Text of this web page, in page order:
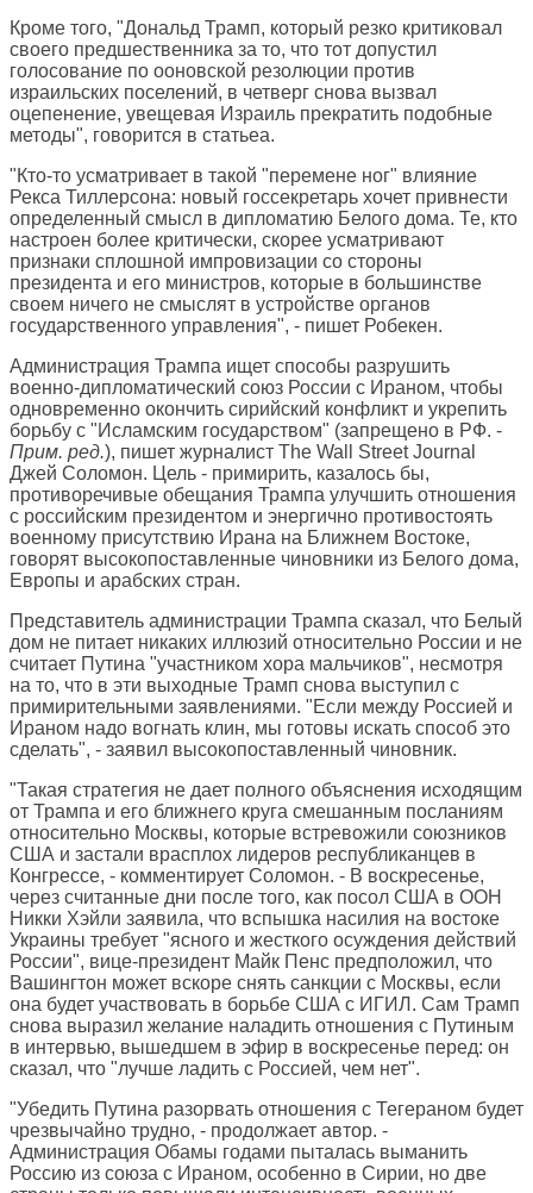
Кроме того, "Дональд Трамп, который резко критиковал
своего предшественника за то, что тот допустил
голосование по ооновской резолюции против
израильских поселений, в четверг снова вызвал
оцепенение, увещевая Израиль прекратить подобные
методы", говорится в статьеа.
"Кто-то усматривает в такой "перемене ног" влияние
Рекса Тиллерсона: новый госсекретарь хочет привнести
определенный смысл в дипломатию Белого дома. Те, кто
настроен более критически, скорее усматривают
признаки сплошной импровизации со стороны
президента и его министров, которые в большинстве
своем ничего не смыслят в устройстве органов
государственного управления", - пишет Робекен.
Администрация Трампа ищет способы разрушить
военно-дипломатический союз России с Ираном, чтобы
одновременно окончить сирийский конфликт и укрепить
борьбу с "Исламским государством" (запрещено в РФ. -
Прим. ред.), пишет журналист The Wall Street Journal
Джей Соломон. Цель - примирить, казалось бы,
противоречивые обещания Трампа улучшить отношения
с российским президентом и энергично противостоять
военному присутствию Ирана на Ближнем Востоке,
говорят высокопоставленные чиновники из Белого дома,
Европы и арабских стран.
Представитель администрации Трампа сказал, что Белый
дом не питает никаких иллюзий относительно России и не
считает Путина "участником хора мальчиков", несмотря
на то, что в эти выходные Трамп снова выступил с
примирительными заявлениями. "Если между Россией и
Ираном надо вогнать клин, мы готовы искать способ это
сделать", - заявил высокопоставленный чиновник.
"Такая стратегия не дает полного объяснения исходящим
от Трампа и его ближнего круга смешанным посланиям
относительно Москвы, которые встревожили союзников
США и застали врасплох лидеров республиканцев в
Конгрессе, - комментирует Соломон. - В воскресенье,
через считанные дни после того, как посол США в ООН
Никки Хэйли заявила, что вспышка насилия на востоке
Украины требует "ясного и жесткого осуждения действий
России", вице-президент Майк Пенс предположил, что
Вашингтон может вскоре снять санкции с Москвы, если
она будет участвовать в борьбе США с ИГИЛ. Сам Трамп
снова выразил желание наладить отношения с Путиным
в интервью, вышедшем в эфир в воскресенье перед: он
сказал, что "лучше ладить с Россией, чем нет".
"Убедить Путина разорвать отношения с Тегераном будет
чрезвычайно трудно, - продолжает автор. -
Администрация Обамы годами пыталась выманить
Россию из союза с Ираном, особенно в Сирии, но две